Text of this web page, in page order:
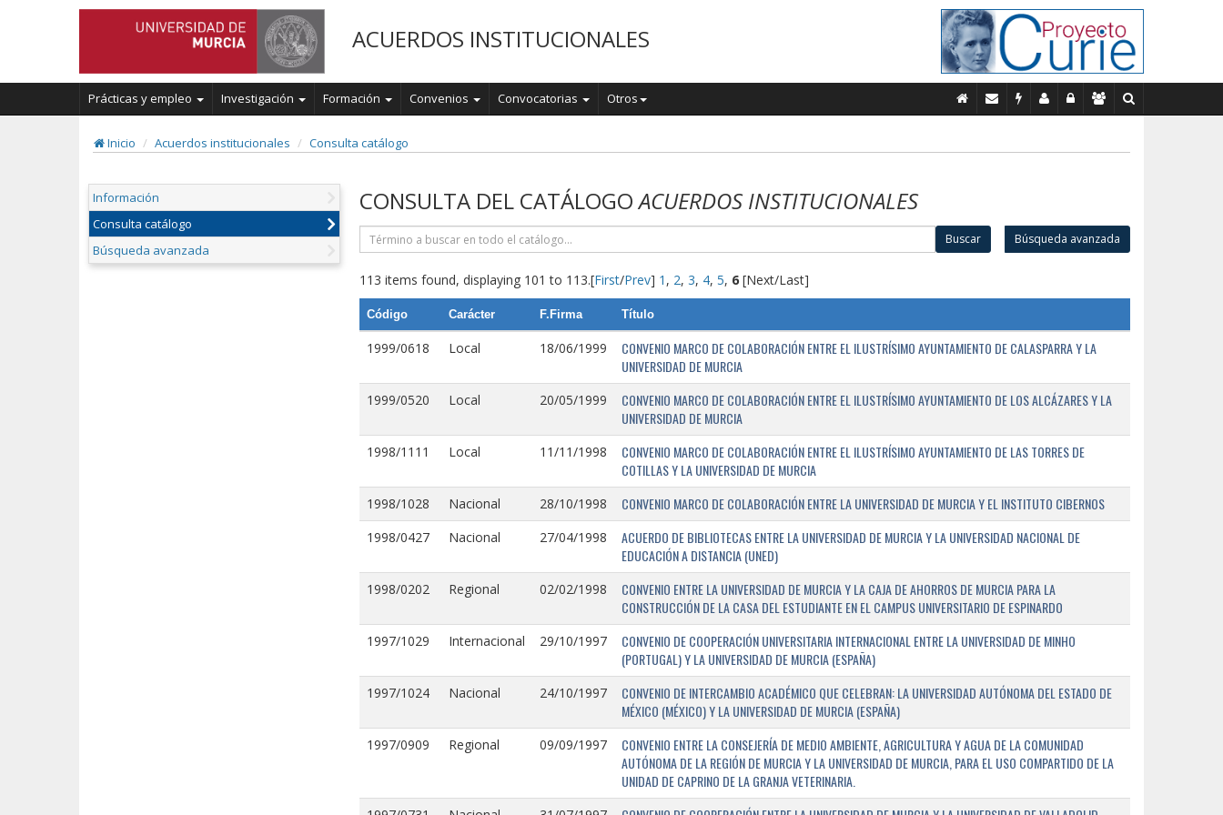
ACUERDOS INSTITUCIONALES
Prácticas y empleo Investigación Formación Convenios Convocatorias Otros
Inicio Acuerdos institucionales Consulta catálogo
Información
Consulta catálogo
Búsqueda avanzada
CONSULTA DEL CATÁLOGOACUERDOS INSTITUCIONALES
Buscar Búsqueda avanzada
113 items found, displaying 101 to 113.[First/Prev] 1 , 2, 3, 4, 5, 6[Next/Last]
Código Carácter F.Firma Título
1999/0618 Local 18/06/1999
CONVENIO MARCO DE COLABORACIÓN ENTRE EL ILUSTRÍSIMO AYUNTAMIENTO DE CALASPARRA Y LA
UNIVERSIDAD DE MURCIA
1999/0520 Local 20/05/1999
CONVENIO MARCO DE COLABORACIÓN ENTRE EL ILUSTRÍSIMO AYUNTAMIENTO DE LOS ALCÁZARES Y LA
UNIVERSIDAD DE MURCIA
1998/1111 Local 11/11/1998
CONVENIO MARCO DE COLABORACIÓN ENTRE EL ILUSTRÍSIMO AYUNTAMIENTO DE LAS TORRES DE
COTILLAS Y LA UNIVERSIDAD DE MURCIA
1998/1028 Nacional 28/10/1998 CONVENIO MARCO DE COLABORACIÓN ENTRE LA UNIVERSIDAD DE MURCIA Y EL INSTITUTO CIBERNOS
1998/0427 Nacional 27/04/1998
ACUERDO DE BIBLIOTECAS ENTRE LA UNIVERSIDAD DE MURCIA Y LA UNIVERSIDAD NACIONAL DE
EDUCACIÓN A DISTANCIA (UNED)
1998/0202 Regional 02/02/1998
CONVENIO ENTRE LA UNIVERSIDAD DE MURCIA Y LA CAJA DE AHORROS DE MURCIA PARA LA
CONSTRUCCIÓN DE LA CASA DEL ESTUDIANTE EN EL CAMPUS UNIVERSITARIO DE ESPINARDO
1997/1029 Internacional 29/10/1997
CONVENIO DE COOPERACIÓN UNIVERSITARIA INTERNACIONAL ENTRE LA UNIVERSIDAD DE MINHO
(PORTUGAL) Y LA UNIVERSIDAD DE MURCIA (ESPAÑA)
1997/1024 Nacional 24/10/1997
CONVENIO DE INTERCAMBIO ACADÉMICO QUE CELEBRAN: LA UNIVERSIDAD AUTÓNOMA DEL ESTADO DE
MÉXICO (MÉXICO) Y LA UNIVERSIDAD DE MURCIA (ESPAÑA)
1997/0909 Regional 09/09/1997
CONVENIO ENTRE LA CONSEJERÍA DE MEDIO AMBIENTE, AGRICULTURA Y AGUA DE LA COMUNIDAD
AUTÓNOMA DE LA REGIÓN DE MURCIA Y LA UNIVERSIDAD DE MURCIA, PARA EL USO COMPARTIDO DE LA
UNIDAD DE CAPRINO DE LA GRANJA VETERINARIA.